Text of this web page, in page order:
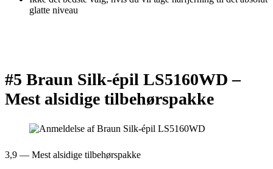
glatte niveau
#5 Braun Silk-épil LS5160WD –
Mest alsidige tilbehørspakke
3,9 — Mest alsidige tilbehørspakke